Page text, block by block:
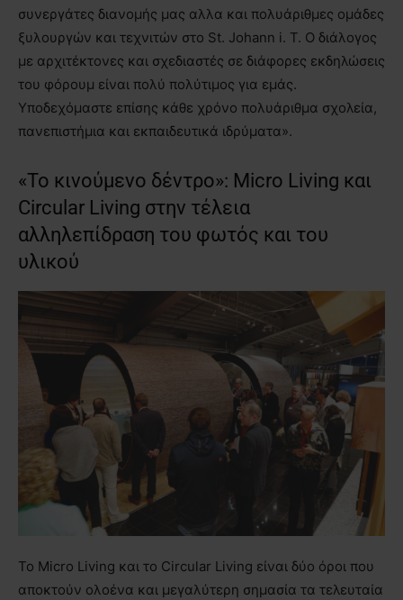
συνεργάτες διανομής μας αλλα και πολυάριθμες ομάδες
ξυλουργών και τεχνιτών στο St. Johann i. T. Ο διάλογος
με αρχιτέκτονες και σχεδιαστές σε διάφορες εκδηλώσεις
του φόρουμ είναι πολύ πολύτιμος για εμάς.
Υποδεχόμαστε επίσης κάθε χρόνο πολυάριθμα σχολεία,
πανεπιστήμια και εκπαιδευτικά ιδρύματα».
«Το κινούμενο δέντρο»: Micro Living και
Circular Living στην τέλεια
αλληλεπίδραση του φωτός και του
υλικού
Το Micro Living και το Circular Living είναι δύο όροι που
αποκτούν ολοένα και μεγαλύτερη σημασία τα τελευταία